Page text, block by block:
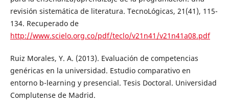
revisión sistemática de literatura. TecnoLógicas, 21(41), 115-
134. Recuperado de
http://www.scielo.org.co/pdf/teclo/v21n41/v21n41a08.pdf
Ruiz Morales, Y. A. (2013). Evaluación de competencias
genéricas en la universidad. Estudio comparativo en
entorno b-learning y presencial. Tesis Doctoral. Universidad
Complutense de Madrid.